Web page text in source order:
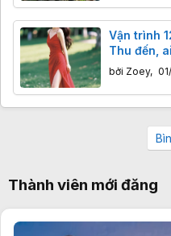
Vận trình
Thu đến,
bởi Zoey,
Thành viên mới đăng